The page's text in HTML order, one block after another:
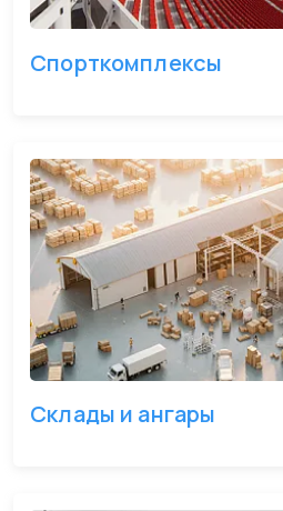
Спорткомплексы
Склады и ангары